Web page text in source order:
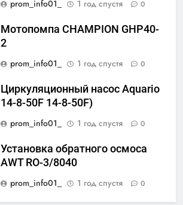
prom_info01_
1 год спустя 0
Мотопомпа CHAMPION GHP40-
2
prom_info01_
1 год спустя 0
Циркуляционный насос Aquario
14-8-50F 14-8-50F)
prom_info01_
1 год спустя 0
Установка обратного осмоса
AWT RO-3/8040
prom_info01_
1 год спустя 0